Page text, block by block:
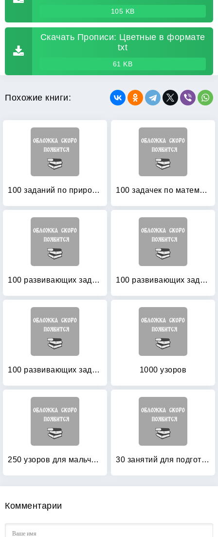
105 KB
Скачать Прописи: Цветные в формате
txt
61 KB
Похожие книги:
100 заданий по природоведению: Рабочая тетрадь для учащихся 3-го класса четырехлетней начальной школы 100 задачек по математике: Рабочая тетрадь для детей 5-6 лет
100 развивающих заданий для девочек 100 развивающих заданий для девочек
100 развивающих заданий для мальчиков 1000 узоров
250 узоров для мальчиков и девочек 30 занятий для подготовки к школе: Рабочая тетрадь. 4 лет. Часть 1
Комментарии